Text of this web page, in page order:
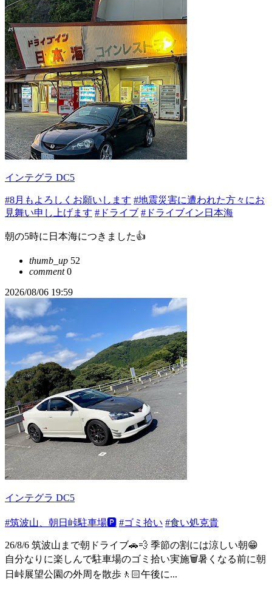
インテグラ DC5
#8月もよろしくお願いします #地震災害に遭われた方々にお
見舞い申し上げます #ドライブ #ドライブイン日本海
朝の5時に日本海につきました👍
thumb_up 52
comment0
2026/08/06 19:59
インテグラ DC5
#筑波山、朝日峠駐車場🅿️ #ゴミ拾い #食い処克貴
26/8/6 筑波山まで朝ドライブ🚗💨 季節の割には涼しい朝😁
自分なりに楽しんで駐車場のゴミ拾い実施🗑️暑くなる前に朝
日峠展望公園の外周を散歩🚶🏻午後に...